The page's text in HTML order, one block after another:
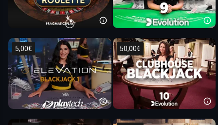
5,00€ 50,00€